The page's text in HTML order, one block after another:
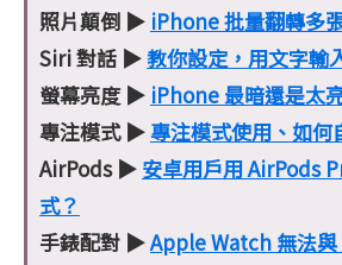
照片顛倒 ▶ iPhone 批量翻轉多
Siri 對話 ▶教你設定，用文字輸
螢幕亮度 ▶ iPhone 最暗還是太
專注模式 ▶專注模式使用、如何
AirPods ▶ 安卓用戶用 AirPods
式？
手錶配對 ▶Apple Watch 無法